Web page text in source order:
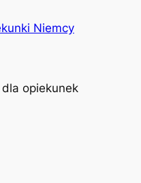
Niemcy
opiekunek